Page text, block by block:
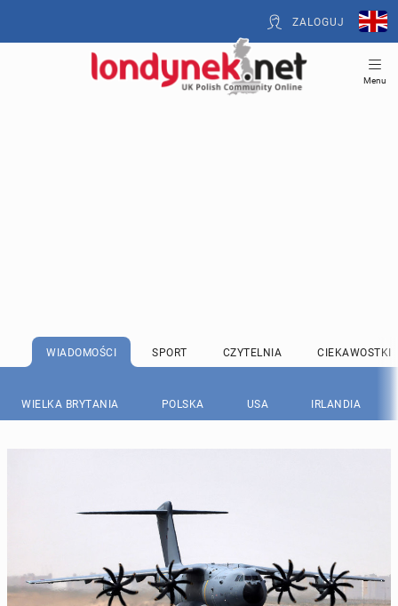
ZALOGUJ
Menu
WIADOMOŚCI SPORT CZYTELNIA CIEKAWOSTKI
WIELKA BRYTANIA POLSKA USA IRLANDIA